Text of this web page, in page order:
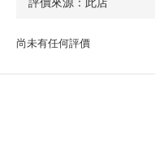
尚未有任何評價